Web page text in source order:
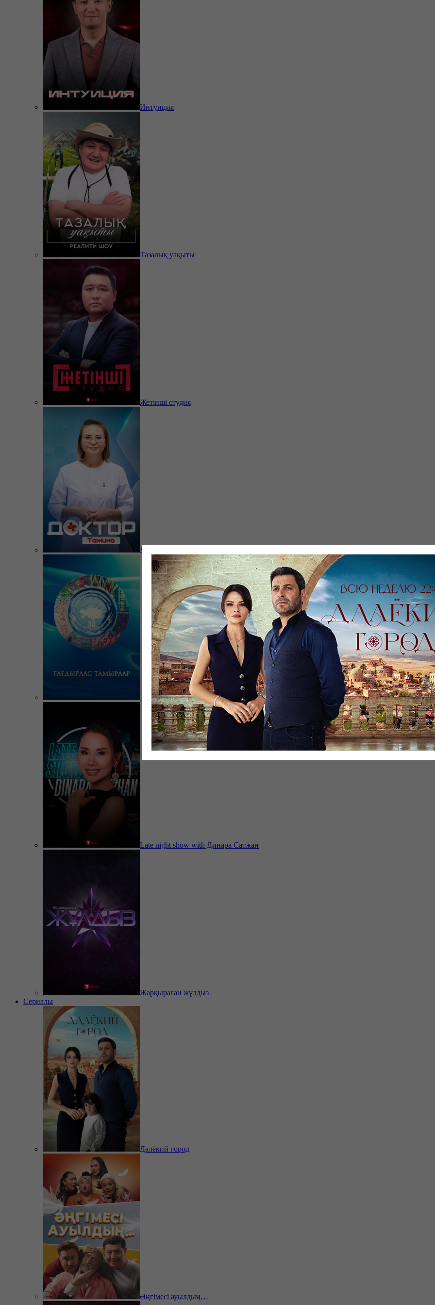
Интуиция
Тазалық уақыты
Жетінші студия
Доктор Тажина
Тағдырлас тамырлар
Late night show with Динара Сатжан
Жарқыраған жұлдыз
Сериалы
Далёкий город
Әңгімесі ауылдың…